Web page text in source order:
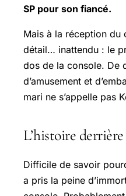
SP pour son fiancé.
Mais à la réception du
détail… inattendu : le
dos de la console. De
d’amusement et
mari ne s’appelle pas
L’histoire
Difficile de savoir
a pris la peine